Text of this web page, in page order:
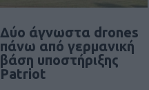
Δύο άγνωστα drones
πάνω από γερμανική
βάση υποστήριξης
Patriot